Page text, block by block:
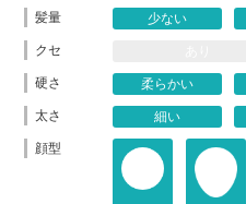
髪量 少ない
クセ
硬さ 柔らかい
太さ 細い
顔型